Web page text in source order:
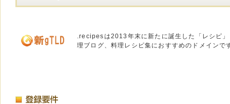
.recipesは2013年末に新たに誕生した「レシピ
理ブログ、料理レシピ集におすすめのドメインで